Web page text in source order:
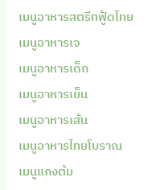
เมนูอาหารสตรีทฟู้ดไทย
เมนูอาหารเจ
เมนูอาหารเด็ก
เมนูอาหารเย็น
เมนูอาหารเส้น
เมนูอาหารไทยโบราณ
เมนูแกงต้ม